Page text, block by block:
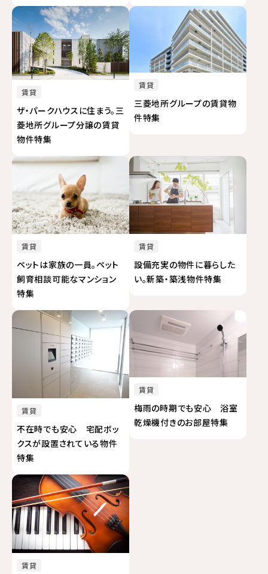
賃貸
ザ・パークハウスに住まう。三
菱地所グループ分譲の賃貸
物件特集
賃貸
三菱地所グループの賃貸物
件特集
賃貸
ペットは家族の一員。ペット
飼育相談可能なマンション
特集
賃貸
設備充実の物件に暮らした
い。新築・築浅物件特集
賃貸
不在時でも安心 宅配ボッ
クスが設置されている物件
特集
賃貸
梅雨の時期でも安心 浴室
乾燥機付きのお部屋特集
賃貸